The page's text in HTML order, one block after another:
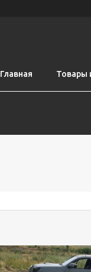
Главная Товары